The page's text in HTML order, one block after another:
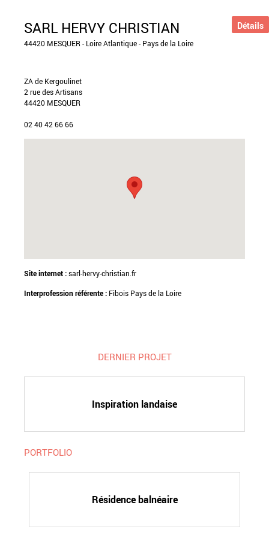
SARL HERVY CHRISTIAN
44420 MESQUER - Loire Atlantique - Pays de la Loire
ZA de Kergoulinet
2 rue des Artisans
44420 MESQUER
02 40 42 66 66
Site internet :sarl-hervy-christian.fr
Interprofession référente : Fibois Pays de la Loire
DERNIER PROJET
Inspiration landaise
Détails
PORTFOLIO
Résidence balnéaire